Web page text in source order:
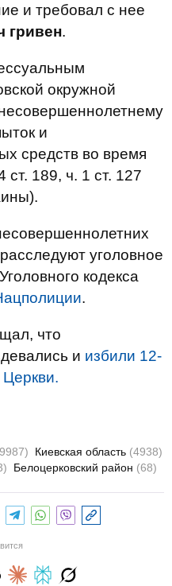
и требовал с нее
гривен.
окружной
и
средств во время
ст. 189, ч. 1 ст. 127
уголовное
кодекса
.
что
и избили 12-
Киевская область (4938)
Белоцерковский район (68)